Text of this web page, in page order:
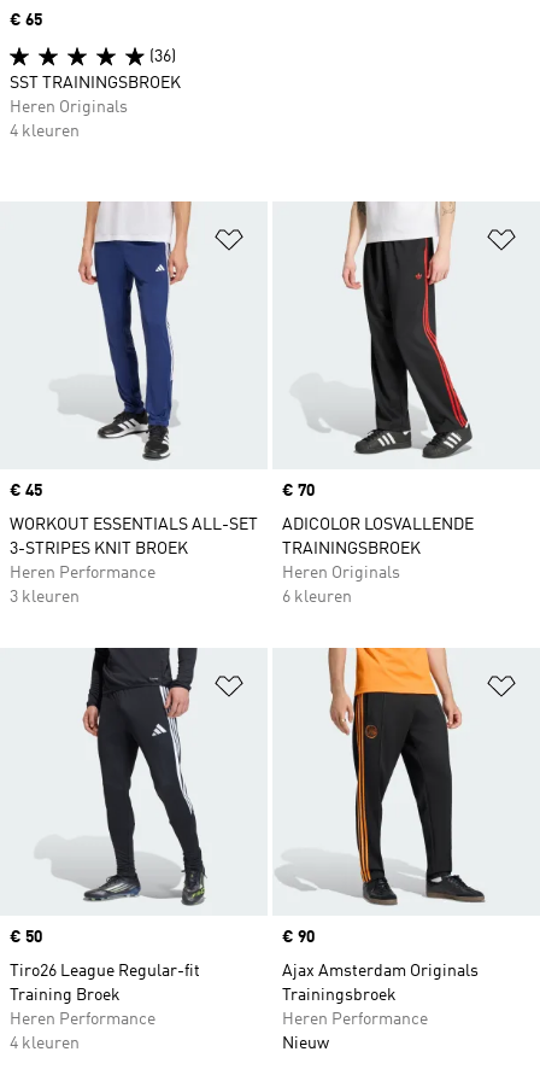
Op verlanglijst zetten
Price
€ 45
WORKOUT ESSENTIALS ALL-SET
3-STRIPES KNIT BROEK
Heren Performance
3 kleuren
Price
€ 70
ADICOLOR LOSVALLENDE
TRAININGSBROEK
Heren Originals
6 kleuren
Op verlanglijst zetten
Price
€ 50
Tiro26 League Regular-fit
Training Broek
Heren Performance
4 kleuren
Price
€ 90
Ajax Amsterdam Originals
Trainingsbroek
Heren Performance
Nieuw
Price
€ 65
(36)
SST TRAININGSBROEK
Heren Originals
4 kleuren